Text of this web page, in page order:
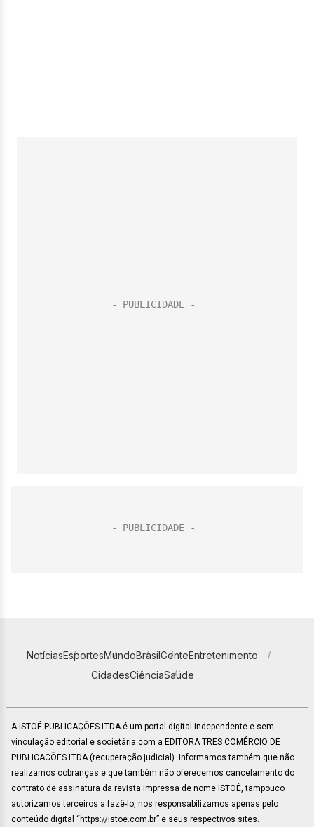
NotíciasEsportesMundoBrasilGenteEntretenimento
CidadesCiênciaSaúde
A ISTOÉ PUBLICAÇÕES LTDA é um portal digital independente e sem
vinculação editorial e societária com a EDITORA TRES COMÉRCIO DE
PUBLICACÕES LTDA (recuperação judicial). Informamos também que não
realizamos cobranças e que também não oferecemos cancelamento do
contrato de assinatura da revista impressa de nome ISTOÉ, tampouco
autorizamos terceiros a fazê-lo, nos responsabilizamos apenas pelo
conteúdo digital “https://istoe.com.br” e seus respectivos sites.